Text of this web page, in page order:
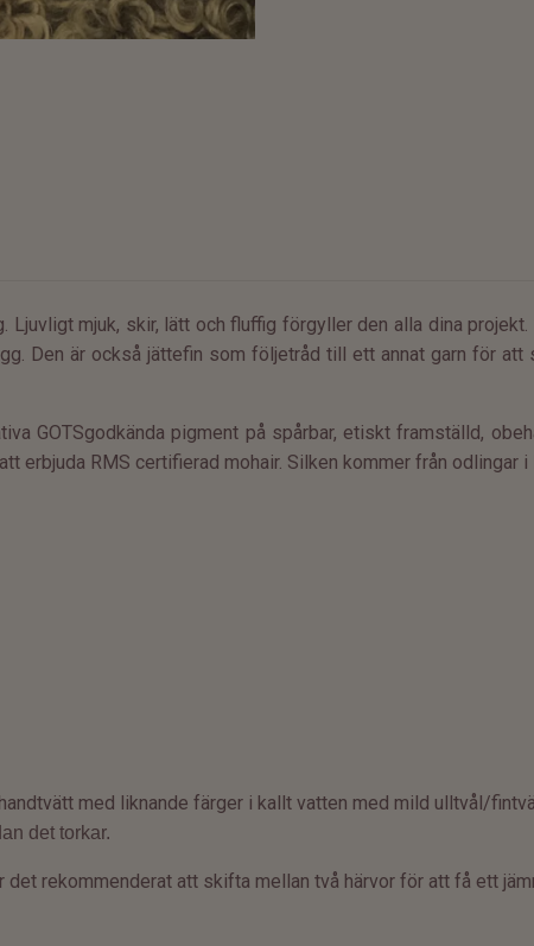
mjuk, skir, lätt och fluffig förgyller den alla dina
Den är också jättefin som följetråd till ett annat garn för
GOTSgodkända pigment på spårbar, etiskt framställd,
erbjuda RMS certifierad mohair. Silken kommer från odlingar i
handtvätt med liknande färger i kallt vatten med mild ulltvål/
det torkar.
rekommenderat att skifta mellan två härvor för att få ett